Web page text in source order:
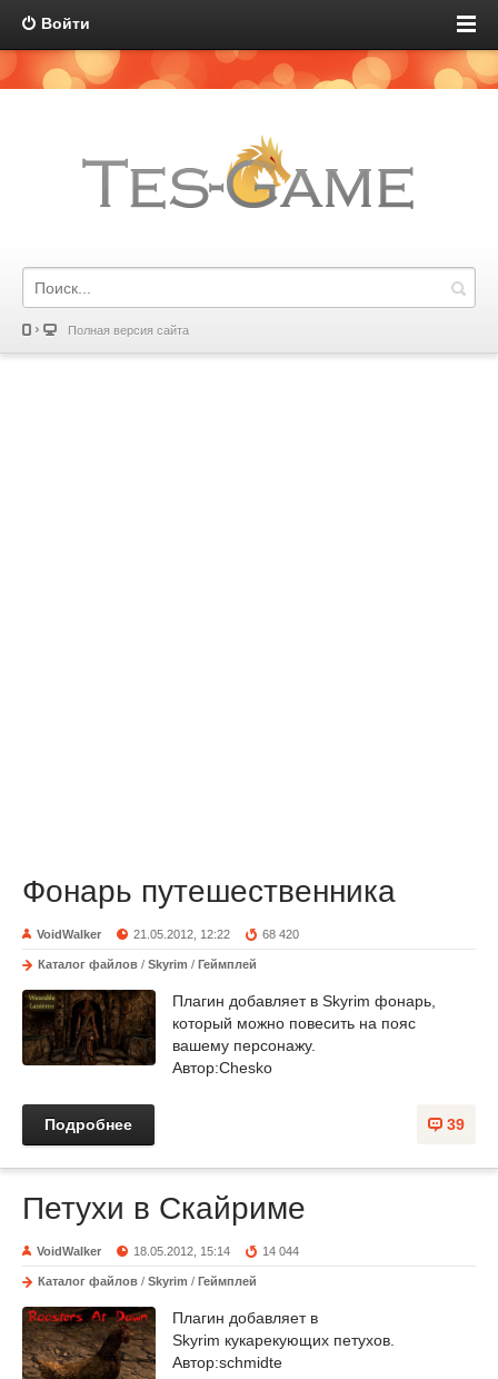
Войти
Полная версия сайта
Фонарь путешественника
VoidWalker 21.05.2012, 12:22 68 420
Каталог файлов / Skyrim / Геймплей
Плагин добавляет в Skyrim фонарь,
который можно повесить на пояс
вашему персонажу.
Автор:Chesko
39
Подробнее
Петухи в Скайриме
VoidWalker 18.05.2012, 15:14 14 044
Каталог файлов / Skyrim / Геймплей
Плагин добавляет в
Skyrim кукарекующих петухов.
Автор:schmidte